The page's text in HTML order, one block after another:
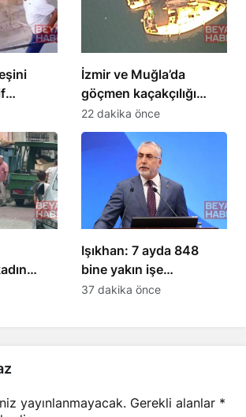
İzmir ve Muğla’da
göçmen kaçakçılığı
operasyonunda 4
tutuklama
22 dakika önce
Işıkhan: 7 ayda 848
bine yakın işe
yerleştirdik
37 dakika önce
yayınlanmayacak. Gerekli alanlar *